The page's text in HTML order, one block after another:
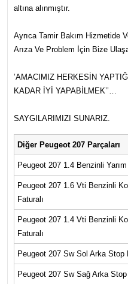
altına alınmıştır.
Ayrıca Tamir Bakım Hizmetide
Arıza Ve Problem İçin Bize
’AMACIMIZ HERKESİN
KADAR İYİ YAPABİLMEK’’…
SAYGILARIMIZI SUNARIZ.
Diğer Peugeot 207 Parçaları
Peugeot 207 1.4 Benzinli
Peugeot 207 1.6 Vti Benzinli
Faturalı
Peugeot 207 1.4 Vti Benzinli
Faturalı
Peugeot 207 Sw Sol Arka Stop
Peugeot 207 Sw Sağ Arka Stop